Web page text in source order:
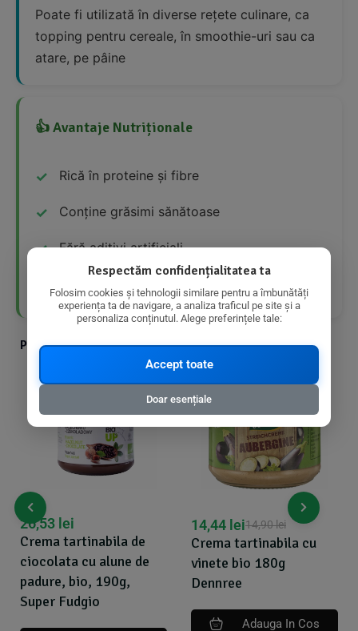
Poate fi utilizată în diverse rețete culinare, ca
topping pentru cereale, în smoothie-uri sau ca
atare, pe pâine
👍 Avantaje Nutriționale
Rică în proteine și fibre
Conține grăsimi sănătoase
Fără aditivi artificiali
Produse din aceeasi categorie cu produsul ales
Crema tartinabila de
ciocolata cu alune de
padure, bio, 190g,
Super Fudgio
26,53 lei
Crema tartinabila cu
vinete bio 180g
Dennree
14,90lei
14,44 lei
Adauga In Cos
Respectăm confidențialitatea ta
Folosim cookies și tehnologii similare pentru a îmbunătăți
experiența ta de navigare, a analiza traficul pe site și a
personaliza conținutul. Alege preferințele tale:
Accept toate
Doar esențiale